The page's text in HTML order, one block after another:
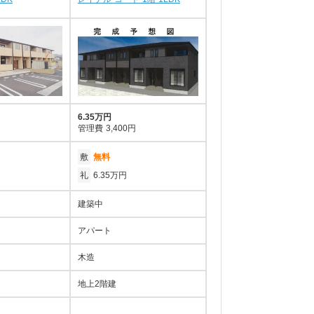
6.35万円
管理費 3,400円
敷 無料
礼 6.35万円
建築中
アパート
木造
地上2階建